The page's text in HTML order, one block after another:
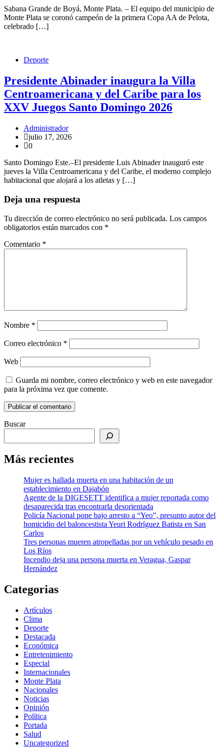
Sabana Grande de Boyá, Monte Plata. – El equipo del municipio de
Monte Plata se coronó campeón de la primera Copa AA de Pelota,
celebrado […]
Deporte
Presidente Abinader inaugura la Villa
Centroamericana y del Caribe para los
XXV Juegos Santo Domingo 2026
Administrador
julio 17, 2026
0
Santo Domingo Este.–El presidente Luis Abinader inauguró este
jueves la Villa Centroamericana y del Caribe, el moderno complejo
habitacional que alojará a los atletas y […]
Deja una respuesta
Tu dirección de correo electrónico no será publicada. Los campos
obligatorios están marcados con *
Comentario *
Nombre *
Correo electrónico *
Web
Guarda mi nombre, correo electrónico y web en este navegador
para la próxima vez que comente.
Buscar
Más recientes
Mujer es hallada muerta en una habitación de un
establecimiento en Dajabón
Agente de la DIGESETT identifica a mujer reportada como
desaparecida tras encontrarla desorientada
Policía Nacional pone bajo arresto a “Yeo”, presunto autor del
homicidio del baloncestista Yeuri Rodríguez Batista en San
Carlos
Tres personas mueren atropelladas por un vehículo pesado en
Los Ríos
Incendio deja una persona muerta en Veragua, Gaspar
Hernández
Categorias
Artículos
Clima
Deporte
Destacada
Económica
Entretenimiento
Especial
Internacionales
Monte Plata
Nacionales
Noticias
Opinión
Política
Portada
Salud
Uncategorized